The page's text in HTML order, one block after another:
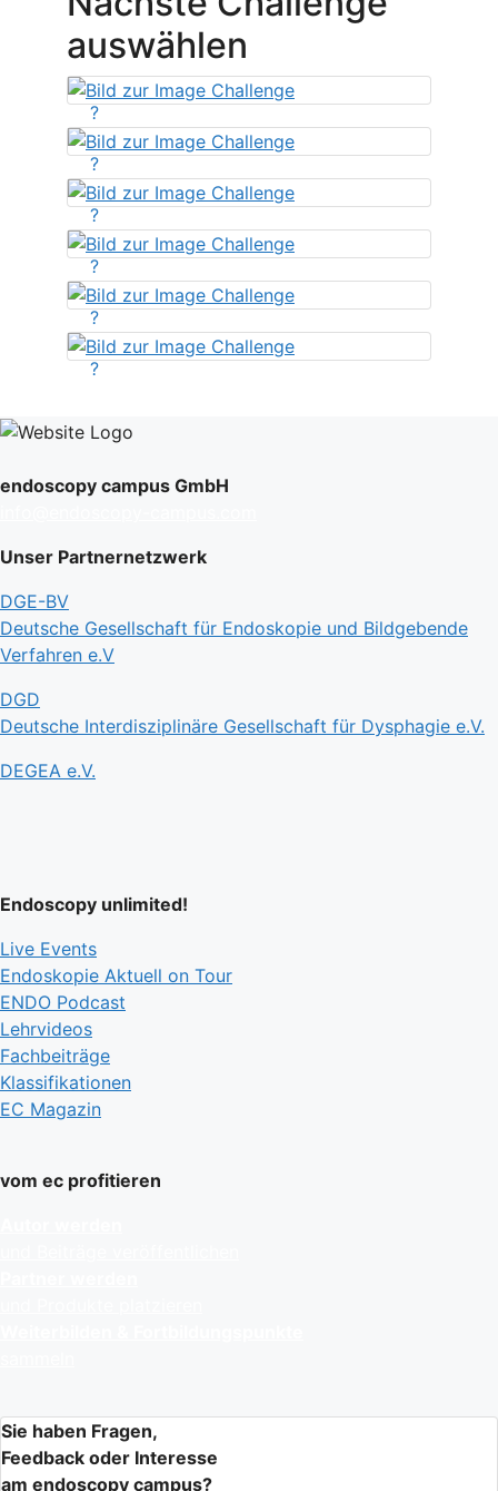
auswählen
?
?
?
?
?
?
endoscopy campus GmbH
Unser Partnernetzwerk
DGE-BV
Deutsche Gesellschaft für Endoskopie und Bildgebende
Verfahren e.V
DGD
Deutsche Interdisziplinäre Gesellschaft für Dysphagie e.V.
DEGEA e.V.
Endoscopy unlimited!
Live Events
Endoskopie Aktuell on Tour
ENDO Podcast
Lehrvideos
Fachbeiträge
Klassifikationen
EC Magazin
vom ec profitieren
Sie haben Fragen,
Feedback oder Interesse
am endoscopy campus?